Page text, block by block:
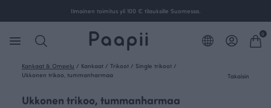
Ilmainen toimitus yli 100 € tilauksille Suomessa.
0
Kankaat & Ompelu / Kankaat / Trikoot / Single trikoot /
Ukkonen trikoo, tummanharmaa
Takaisin
Ukkonen trikoo, tummanharmaa